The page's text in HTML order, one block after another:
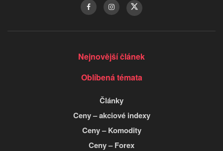
Nejnovější článek
Oblíbená témata
Články
Ceny – akciové indexy
Ceny – Komodity
Ceny – Forex